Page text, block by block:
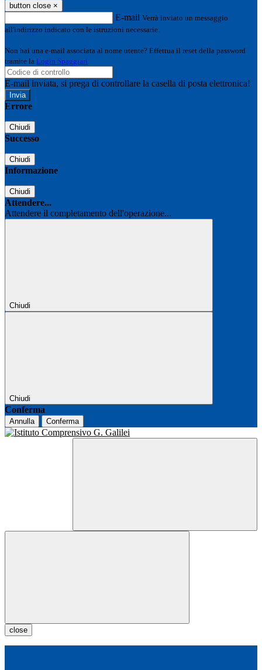
button close ×
E-mail Verrà inviato un messaggio
all'indirizzo indicato con le istruzioni necessarie.
Non hai una e-mail associata al nome utente? Effettua il reset della password
tramite la Login Spaggiari
E-mail inviata, si prega di controllare la casella di posta elettronica!
Errore
Chiudi
Successo
Chiudi
Informazione
Chiudi
Attendere...
Attendere il completamento dell'operazione...
Chiudi
Chiudi
Conferma
Annulla Conferma
close